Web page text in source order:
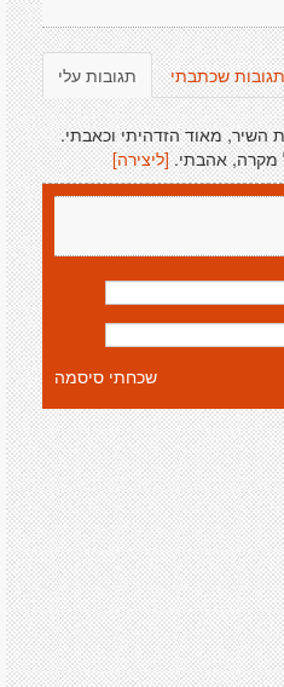
תגובות עלי תגובות שכתבתי
מאוד הזדהיתי וכאבתי.
מקרה, אהבתי. [ליצירה]
שכחתי סיסמה